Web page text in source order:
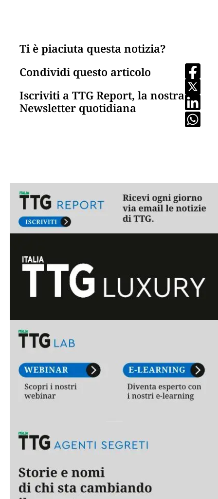
Ti è piaciuta questa notizia?
Condividi questo articolo
Iscriviti a TTG Report, la nostra
Newsletter quotidiana